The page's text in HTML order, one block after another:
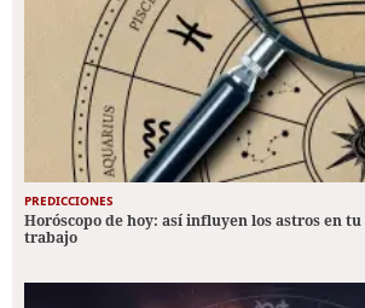
PREDICCIONES
Horóscopo de hoy: así influyen los astros en
trabajo